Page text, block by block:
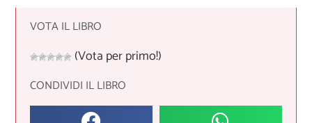
VOTA IL LIBRO
(Vota per primo!)
CONDIVIDI IL LIBRO